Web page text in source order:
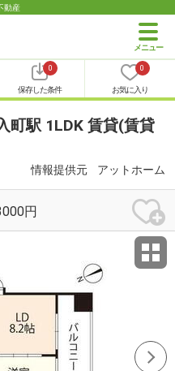
動産
0
保存した条件
0
お気に入り
町駅 1LDK 賃貸(賃貸
情報提供元 アットホーム
円